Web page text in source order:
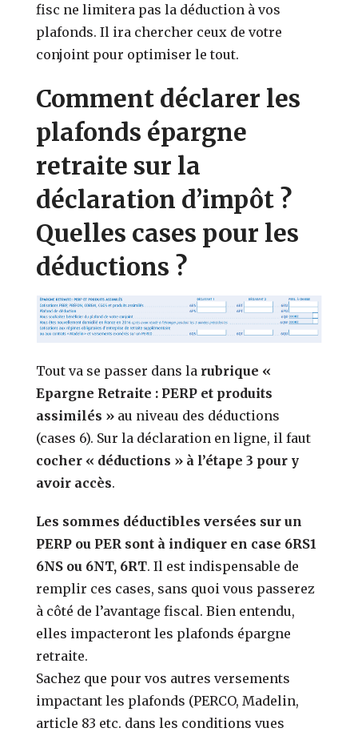
fisc ne limitera pas la déduction à vos
plafonds. Il ira chercher ceux de votre
conjoint pour optimiser le tout.
Comment déclarer les
plafonds épargne
retraite sur la
déclaration d’impôt ?
Quelles cases pour les
déductions ?
Tout va se passer dans la rubrique «
Epargne Retraite : PERP et produits
assimilés » au niveau des déductions
(cases 6). Sur la déclaration en ligne, il faut
cocher « déductions » à l’étape 3 pour y
avoir accès.
Les sommes déductibles versées sur un
PERP ou PER sont à indiquer en case 6RS1
6NS ou 6NT, 6RT. Il est indispensable de
remplir ces cases, sans quoi vous passerez
à côté de l’avantage fiscal. Bien entendu,
elles impacteront les plafonds épargne
retraite.
Sachez que pour vos autres versements
impactant les plafonds (PERCO, Madelin,
article 83 etc. dans les conditions vues